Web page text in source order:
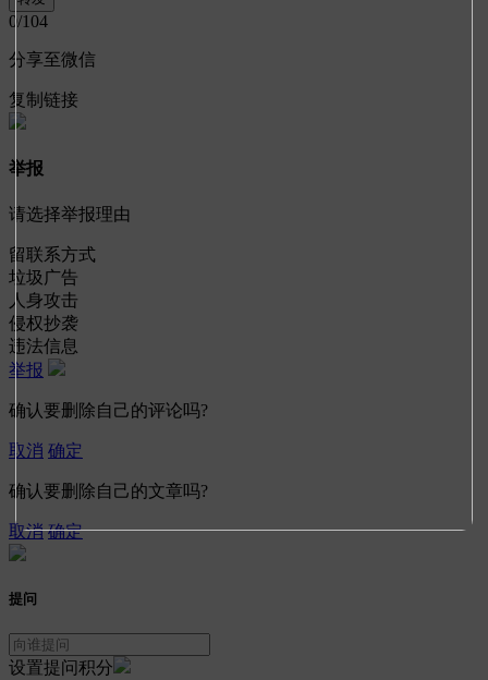
0/104
分享至微信
复制链接
举报
请选择举报理由
留联系方式
垃圾广告
人身攻击
侵权抄袭
违法信息
举报
确认要删除自己的评论吗?
取消 确定
确认要删除自己的文章吗?
取消 确定
提问
设置提问积分